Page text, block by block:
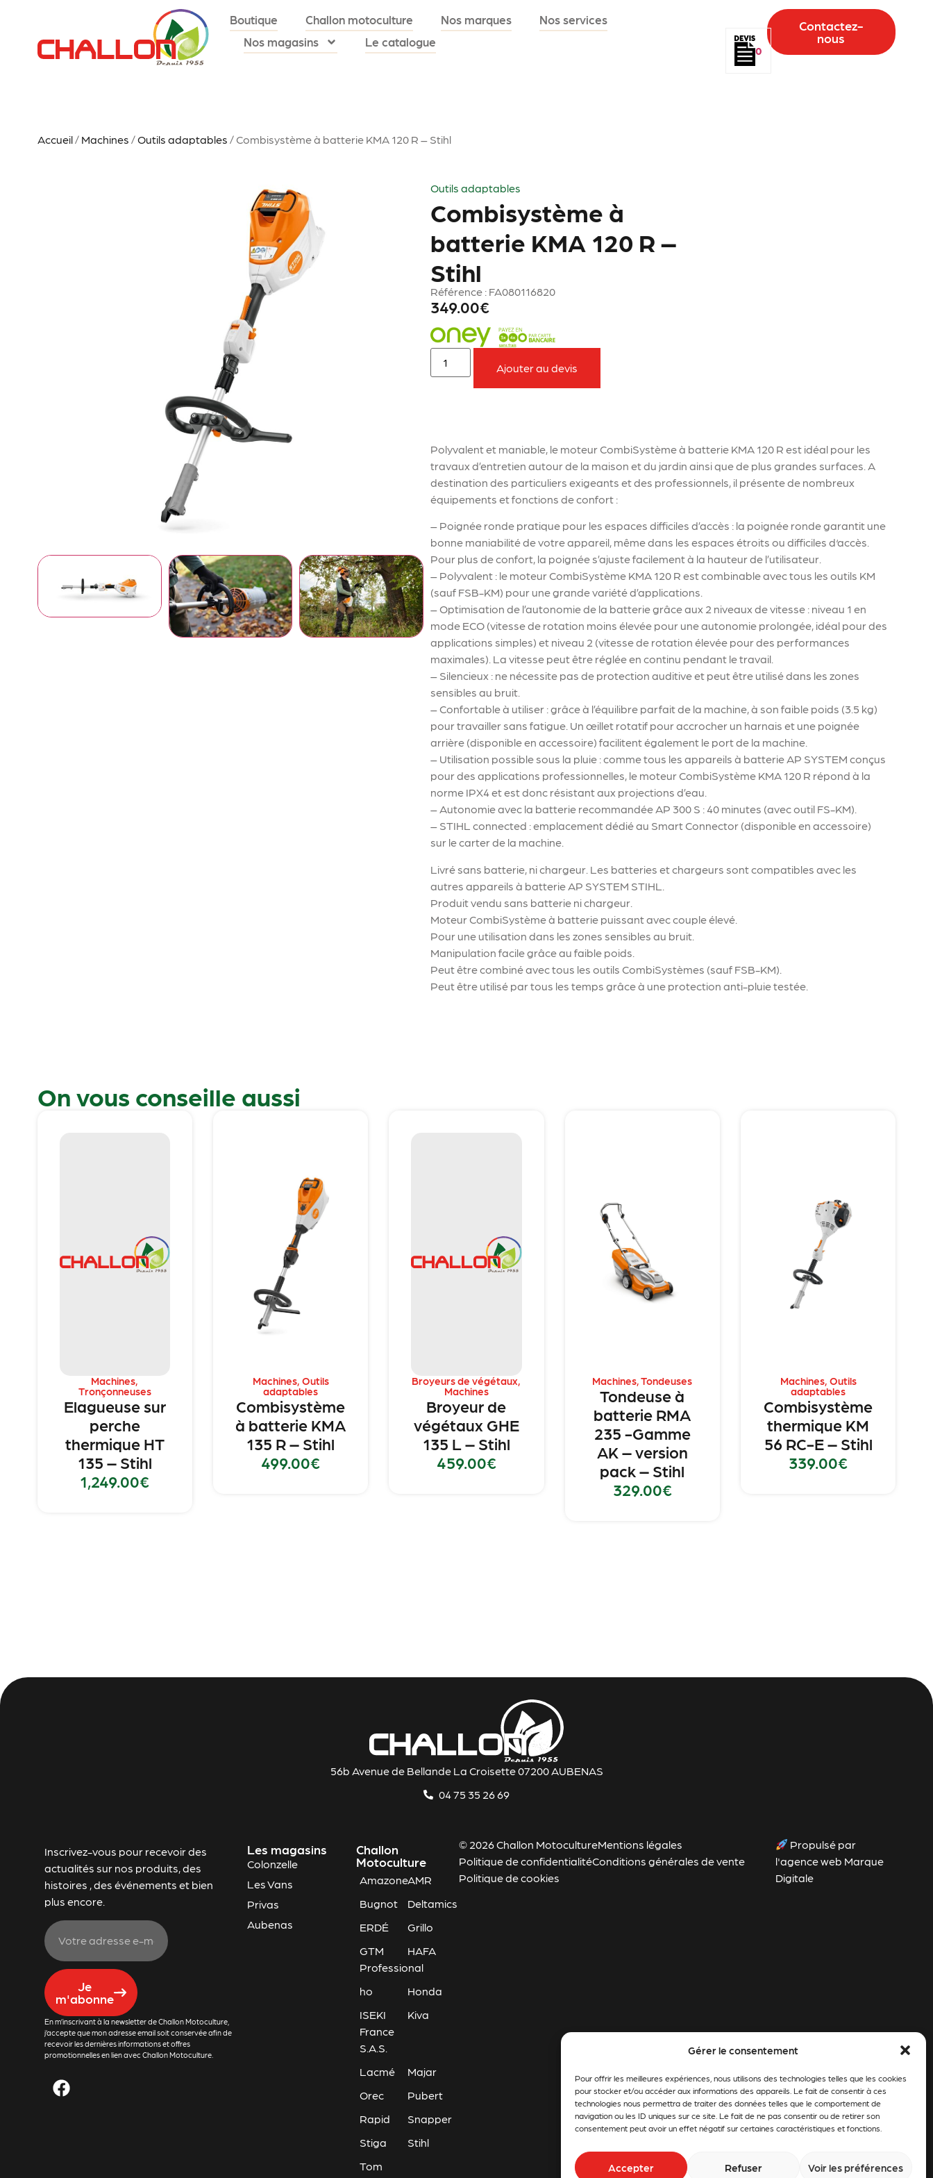
Gérer le consentement
Pour offrir les meilleures expériences, nous utilisons des technologies telles que les cookies
pour stocker et/ou accéder aux informations des appareils. Le fait de consentir à ces
technologies nous permettra de traiter des données telles que le comportement de
navigation ou les ID uniques sur ce site. Le fait de ne pas consentir ou de retirer son
consentement peut avoir un effet négatif sur certaines caractéristiques et fonctions.
Accepter Refuser Voir les préférences
Boutique Challon motoculture Nos marques
Nos services
Nos magasins
Le catalogue
0
Contactez-
nous
Accueil/ Machines /Outils adaptables / Combisystème à batterie KMA 120 R – Stihl
Outils adaptables
Combisystème à
batterie KMA 120 R –
Stihl
Référence : FA080116820
349.00€
Ajouter au devis
Polyvalent et maniable, le moteur CombiSystème à batterie KMA 120 R est idéal pour les
travaux d’entretien autour de la maison et du jardin ainsi que de plus grandes surfaces. A
destination des particuliers exigeants et des professionnels, il présente de nombreux
équipements et fonctions de confort :
– Poignée ronde pratique pour les espaces difficiles d’accès : la poignée ronde garantit une
bonne maniabilité de votre appareil, même dans les espaces étroits ou difficiles d‘accès.
Pour plus de confort, la poignée s’ajuste facilement à la hauteur de l’utilisateur.
– Polyvalent : le moteur CombiSystème KMA 120 R est combinable avec tous les outils KM
(sauf FSB-KM) pour une grande variété d’applications.
– Optimisation de l’autonomie de la batterie grâce aux 2 niveaux de vitesse : niveau 1 en
mode ECO (vitesse de rotation moins élevée pour une autonomie prolongée, idéal pour des
applications simples) et niveau 2 (vitesse de rotation élevée pour des performances
maximales). La vitesse peut être réglée en continu pendant le travail.
– Silencieux : ne nécessite pas de protection auditive et peut être utilisé dans les zones
sensibles au bruit.
– Confortable à utiliser : grâce à l’équilibre parfait de la machine, à son faible poids (3.5 kg)
pour travailler sans fatigue. Un œillet rotatif pour accrocher un harnais et une poignée
arrière (disponible en accessoire) facilitent également le port de la machine.
– Utilisation possible sous la pluie : comme tous les appareils à batterie AP SYSTEM conçus
pour des applications professionnelles, le moteur CombiSystème KMA 120 R répond à la
norme IPX4 et est donc résistant aux projections d’eau.
– Autonomie avec la batterie recommandée AP 300 S : 40 minutes (avec outil FS-KM).
– STIHL connected : emplacement dédié au Smart Connector (disponible en accessoire)
sur le carter de la machine.
Livré sans batterie, ni chargeur. Les batteries et chargeurs sont compatibles avec les
autres appareils à batterie AP SYSTEM STIHL.
Produit vendu sans batterie ni chargeur.
Moteur CombiSystème à batterie puissant avec couple élevé.
Pour une utilisation dans les zones sensibles au bruit.
Manipulation facile grâce au faible poids.
Peut être combiné avec tous les outils CombiSystèmes (sauf FSB-KM).
Peut être utilisé par tous les temps grâce à une protection anti-pluie testée.
On vous conseille aussi
Machines,
Tronçonneuses
Elagueuse sur
perche
thermique HT
135 – Stihl
1,249.00€
Machines, Outils
adaptables
Combisystème
à batterie KMA
135 R – Stihl
499.00€
Broyeurs de végétaux,
Machines
Broyeur de
végétaux GHE
135 L – Stihl
459.00€
Machines,Tondeuses
Tondeuse à
batterie RMA
235 -Gamme
AK – version
pack – Stihl
329.00€
Machines, Outils
adaptables
Combisystème
thermique KM
56 RC-E – Stihl
339.00€
56b Avenue de Bellande La Croisette 07200 AUBENAS
04 75 35 26 69
Inscrivez-vous pour recevoir des
actualités sur nos produits, des
histoires , des événements et bien
plus encore.
Je
m'abonne
En m’inscrivant à la newsletter de Challon Motoculture,
j’accepte que mon adresse email soit conservée afin de
recevoir les dernières informations et offres
promotionnelles en lien avec Challon Motoculture.
Les magasins
Colonzelle
Les Vans
Privas
Aubenas
Challon
Motoculture
AmazoneAMR
Bugnot
Deltamics
ERDÉ
Grillo
GTM
Professional
HAFA
ho
Honda
ISEKI
France
S.A.S.
Kiva
Lacmé
Majar
Orec
Pubert
Rapid
Snapper
Stiga
Stihl
Tom
© 2026 Challon MotocultureMentions légales
Politique de confidentialitéConditions générales de vente
Politique de cookies
Propulsé par
l'agence web Marque
Digitale